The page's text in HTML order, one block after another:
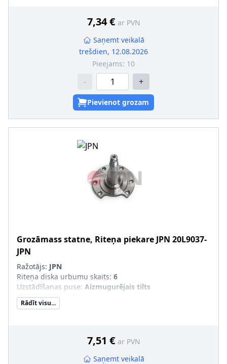
7,34 € ar PVN
Saņemt veikalā
trešdien, 12.08.2026
Pieejams: 10
- +
Pievienot grozam
Grozāmass statne, Riteņa piekare JPN 20L9037-
JPN
Ražotājs: JPN
Riteņa diska urbumu skaits: 6
Uzstādīšanas puse: Aizmugurējais tilts
Vītnes izmērs
Ārējais diametrs [mm]
Rādīt visu...
7,51 € ar PVN
Saņemt veikalā